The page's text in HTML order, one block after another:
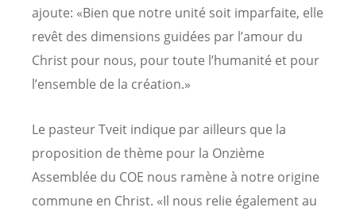
ajoute: «Bien que notre unité soit imparfaite, elle
revêt des dimensions guidées par l’amour du
Christ pour nous, pour toute l’humanité et pour
l’ensemble de la création.»
Le pasteur Tveit indique par ailleurs que la
proposition de thème pour la Onzième
Assemblée du COE nous ramène à notre origine
commune en Christ. «Il nous relie également au